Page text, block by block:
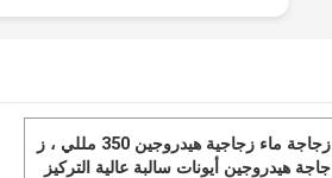
زجاجة ماء زجاجية هيدروجين 350 مللي ، ز
جاجة هيدروجين أيونات سالبة عالية التركيز